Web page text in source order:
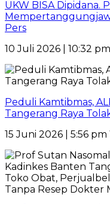
UKW BISA Dipidana.
Pers
10 Juli 2026 | 10:32
Peduli Kamtibmas,
Tangerang Raya
15 Juni 2026 | 5:56 pm